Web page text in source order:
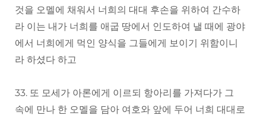
것을 오멜에 채워서 너희의 대대 후손을 위하여 간수하
라 이는 내가 너희를 애굽 땅에서 인도하여 낼 때에 광야
에서 너희에게 먹인 양식을 그들에게 보이기 위함이니
라 하셨다 하고
33. 또 모세가 아론에게 이르되 항아리를 가져다가 그
속에 만나 한 오멜을 담아 여호와 앞에 두어 너희 대대로